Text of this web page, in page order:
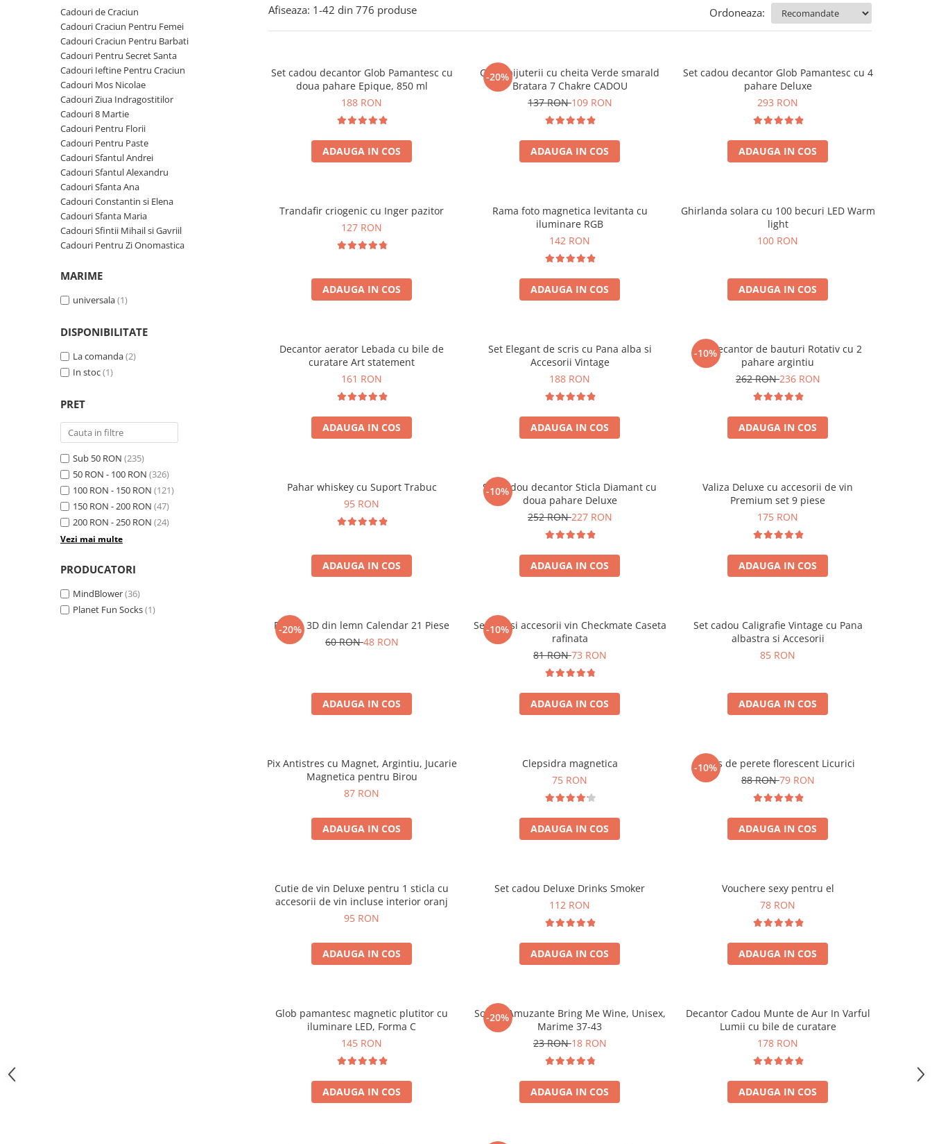
Cadouri Fete
Pentru Copilul din tine
Cadouri Haioase
Cadouri de Casa Noua
Cadouri Majorat
Cadouri pentru Nasi
Cadouri pentru Bunici
Cadouri pentru Prieteni
Cadouri pentru Sefi
Cel ce are tot
Cadouri Nunta si Cununie civila
Cani si Termosuri
Jocuri si Puzzle
Produse pentru Calatorie
Seturi de caligrafie
Cadouri Sfantul Alexandru
Cadouri Sfanta Ana
Cadouri Constantin si Elena
Cadouri Sfanta Maria
Cadouri Sfintii Mihail si Gavriil
Cadouri de Craciun
Cadouri Craciun Pentru Femei
Cadouri Craciun Pentru Barbati
Cadouri Pentru Secret Santa
Cadouri Ieftine Pentru Craciun
Cadouri Mos Nicolae
Cadouri Ziua Indragostitilor
Cadouri 8 Martie
Cadouri Pentru Florii
Cadouri Pentru Paste
Cadouri Sfantul Andrei
Cadouri Sfantul Alexandru
Cadouri Sfanta Ana
Cadouri Constantin si Elena
Cadouri Sfanta Maria
Cadouri Sfintii Mihail si Gavriil
Cadouri Pentru Zi Onomastica
MARIME
universala(1)
DISPONIBILITATE
La comanda(2)
In stoc(1)
PRET
Sub 50 RON (235)
50 RON - 100 RON (326)
100 RON - 150 RON (121)
150 RON - 200 RON (47)
200 RON - 250 RON (24)
Vezi mai multe
PRODUCATORI
MindBlower(36)
Planet Fun Socks(1)
Afiseaza: 1-42 din 776 produse Ordoneaza:
Set cadou decantor Glob Pamantesc cu
doua pahare Epique, 850 ml
188 RON
ADAUGA IN COS
-20%
Cutie bijuterii cu cheita Verde smarald
Bratara 7 Chakre CADOU
137 RON109 RON
ADAUGA IN COS
Set cadou decantor Glob Pamantesc cu 4
pahare Deluxe
293 RON
ADAUGA IN COS
Trandafir criogenic cu Inger pazitor
127 RON
ADAUGA IN COS
Rama foto magnetica levitanta cu
iluminare RGB
142 RON
ADAUGA IN COS
Ghirlanda solara cu 100 becuri LED Warm
light
100 RON
ADAUGA IN COS
Decantor aerator Lebada cu bile de
curatare Art statement
161 RON
ADAUGA IN COS
Set Elegant de scris cu Pana alba si
Accesorii Vintage
188 RON
ADAUGA IN COS
-10%
Set Decantor de bauturi Rotativ cu 2
pahare argintiu
262 RON236 RON
ADAUGA IN COS
Pahar whiskey cu Suport Trabuc
95 RON
ADAUGA IN COS
-10%
Set cadou decantor Sticla Diamant cu
doua pahare Deluxe
252 RON227 RON
ADAUGA IN COS
Valiza Deluxe cu accesorii de vin
Premium set 9 piese
175 RON
ADAUGA IN COS
-20%
Puzzle 3D din lemn Calendar 21 Piese
60 RON48 RON
ADAUGA IN COS
-10%
Set sah si accesorii vin Checkmate Caseta
rafinata
81 RON73 RON
ADAUGA IN COS
Set cadou Caligrafie Vintage cu Pana
albastra si Accesorii
85 RON
ADAUGA IN COS
Pix Antistres cu Magnet, Argintiu, Jucarie
Magnetica pentru Birou
87 RON
ADAUGA IN COS
Clepsidra magnetica
75 RON
ADAUGA IN COS
-10%
Ceas de perete florescent Licurici
88 RON79 RON
ADAUGA IN COS
Cutie de vin Deluxe pentru 1 sticla cu
accesorii de vin incluse interior oranj
95 RON
ADAUGA IN COS
Set cadou Deluxe Drinks Smoker
112 RON
ADAUGA IN COS
Vouchere sexy pentru el
78 RON
ADAUGA IN COS
Glob pamantesc magnetic plutitor cu
iluminare LED, Forma C
145 RON
ADAUGA IN COS
-20%
Sosete Amuzante Bring Me Wine, Unisex,
Marime 37-43
23 RON18 RON
ADAUGA IN COS
Decantor Cadou Munte de Aur In Varful
Lumii cu bile de curatare
178 RON
ADAUGA IN COS